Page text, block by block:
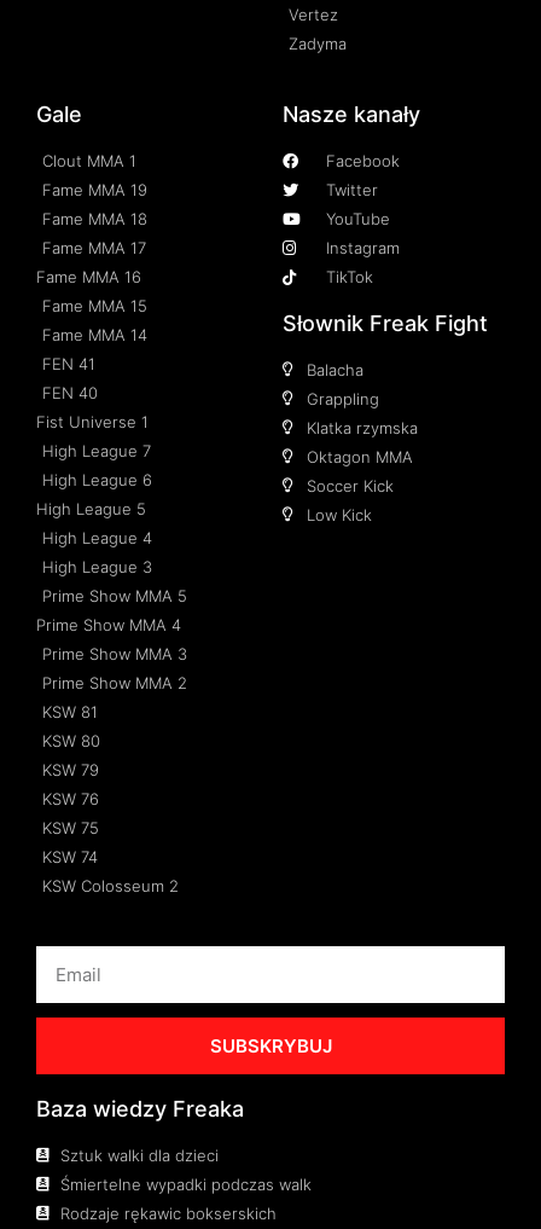
Vertez
Zadyma
Gale
Clout MMA 1
Fame MMA 19
Fame MMA 18
Fame MMA 17
Fame MMA 16
Fame MMA 15
Fame MMA 14
FEN 41
FEN 40
Fist Universe 1
High League 7
High League 6
High League 5
High League 4
High League 3
Prime Show MMA 5
Prime Show MMA 4
Prime Show MMA 3
Prime Show MMA 2
KSW 81
KSW 80
KSW 79
KSW 76
KSW 75
KSW 74
KSW Colosseum 2
Nasze kanały
Facebook
Twitter
YouTube
Instagram
TikTok
Słownik Freak Fight
Balacha
Grappling
Klatka rzymska
Oktagon MMA
Soccer Kick
Low Kick
SUBSKRYBUJ
Baza wiedzy Freaka
Sztuk walki dla dzieci
Śmiertelne wypadki podczas walk
Rodzaje rękawic bokserskich